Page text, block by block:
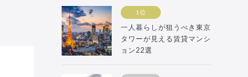
1位
一人暮らしが狙うべき東京
タワーが見える賃貸マンシ
ョン22選